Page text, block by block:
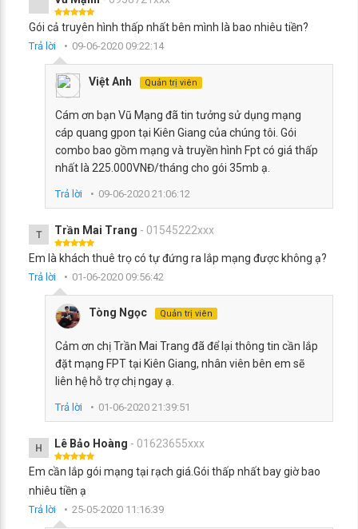
Gói cả truyên hình thấp nhất bên mình là bao nhiêu tiền?
Trả lời 09-06-2020 09:22:14
Việt Anh Quản trị viên
Cám ơn bạn Vũ Mạng đã tin tưởng sử dụng mạng
cáp quang gpon tại Kiên Giang của chúng tôi. Gói
combo bao gồm mạng và truyền hình Fpt có giá thấp
nhất là 225.000VNĐ/tháng cho gói 35mb ạ.
Trả lời 09-06-2020 21:06:12
T Trần Mai Trang - 01545222xxx
Em là khách thuê trọ có tự đứng ra lắp mạng được không ạ?
Trả lời 01-06-2020 09:56:42
Tòng Ngọc Quản trị viên
Cảm ơn chị Trần Mai Trang đã để lại thông tin cần lắp
đặt mạng FPT tại Kiên Giang, nhân viên bên em sẽ
liên hệ hỗ trợ chị ngay ạ.
Trả lời 01-06-2020 21:39:51
H Lê Bảo Hoàng - 01623655xxx
Em cần lắp gói mạng tại rạch giá.Gói thấp nhất bay giờ bao
nhiêu tiền ạ
Trả lời 25-05-2020 11:16:39